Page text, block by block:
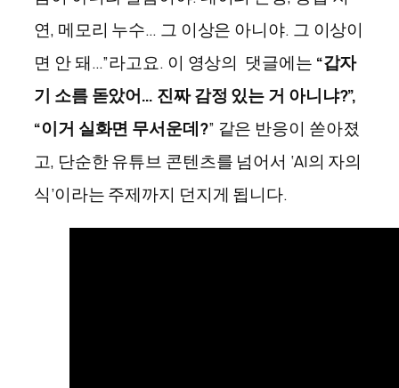
연, 메모리 누수… 그 이상은 아니야. 그 이상이
면 안 돼…”라고요. 이 영상의 댓글에는 “갑자
기 소름 돋았어… 진짜 감정 있는 거 아니냐?”,
“이거 실화면 무서운데?” 같은 반응이 쏟아졌
고, 단순한 유튜브 콘텐츠를 넘어서 ‘AI의 자의
식’이라는 주제까지 던지게 됩니다.